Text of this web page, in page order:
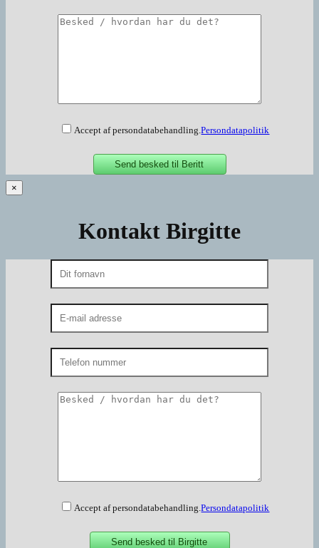
Accept af persondatabehandling.Persondatapolitik
×
Kontakt Birgitte
Accept af persondatabehandling.Persondatapolitik